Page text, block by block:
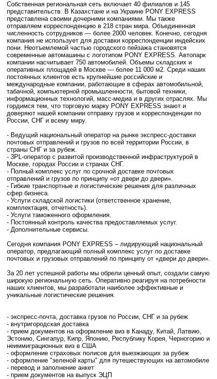
Собственная региональная сеть включает 40 филиалов и 145
представительств. В Казахстане и на Украине PONY EXPRESS
представлена своими дочерними компаниями. Мы также
отправляем корреспонденцию в 218 стран мира. Объединенная
численность сотрудников — более 2000 человек. Конечно, сегодня
компания не использует для доставки корреспонденции индейских
пони. Неотъемлемой частью городского пейзажа становятся
современные автомашины с логотипом PONY EXPRESS. Автопарк
компании насчитывает 750 автомобилей. Объемы складских и
оперативных площадей в Москве — более 11 000 м2. Среди наших
постоянных клиентов есть крупнейшие российские и
международные компании, работающие в сферах автомобильной,
табачной, компьютерной промышленности, бытовой техники,
информационных технологий, масс-медиа и в других отраслях. Мы
гордимся тем, что торговую марку PONY EXPRESS знают и
доверяют нашей компании отправку грузов и корреспонденции по
России, СНГ и всему миру.
- Ведущий национальный оператор на рынке экспресс-доставки
почтовых отправлений и грузов по всей территории России, в
страны СНГ и за рубеж.
- 3PL-оператор с развитой производственной инфраструктурой в
Москве, городах России и странах СНГ.
- Полный комплекс услуг по срочной доставке почтовых
отправлений и грузов по принципу «от двери до двери».
- Гибкие транспортные и логистические решения для различных
сфер бизнеса.
- Услуги складской логистики (ответственное хранение,
комплектация, отчетность).
- Услуги таможенного оформления.
- Постоянный контроль качества предоставляемых услуг.
- Дополнительные сервисы.
Сегодня компания PONY EXPRESS – лидирующий национальный
оператор, предлагающий полный комплекс услуг по доставке
почтовых и грузовых отправлений по принципу от «двери до двери».
За 20 лет успешной работы мы обрели ценный опыт, создали самую
широкую региональную сеть. Оперативно реагируя на потребности
наших клиентов, мы разработали наиболее эффективные и
уникальные логистические решения.
- экспресс-почта, доставка грузов по России, СНГ и за рубеж
- внутригородская доставка
- прием документов на оформление виз в Канаду, Китай, Латвию,
Эстонию, Сингапур, Кипр, Японию, Республику Корея, Черногорию и
неиммиграционных виз в США
- оформление страховых полисов для выезжающих за рубеж
- оформление "зеленой карты" для путешествующих на автомобиле
- перевод и заполнение анкет
- прием документов на выпуск ЭЦП